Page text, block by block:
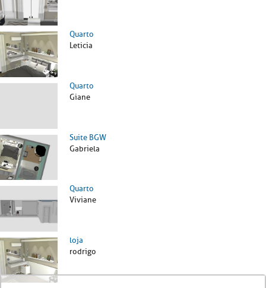
Quarto
Leticia
Quarto
Giane
Suite BGW
Gabriela
Quarto
Viviane
loja
rodrigo